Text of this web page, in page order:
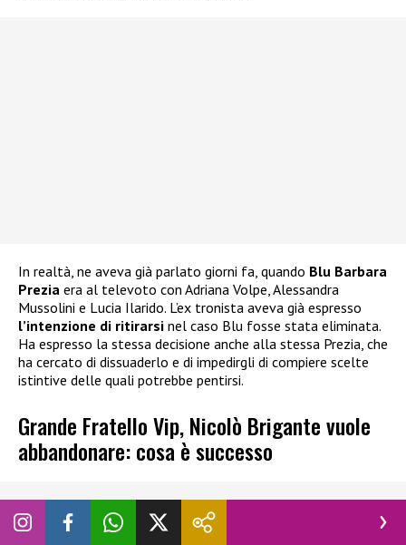
In realtà, ne aveva già parlato giorni fa, quando Blu Barbara
Prezia era al televoto con Adriana Volpe, Alessandra
Mussolini e Lucia Ilarido. L’ex tronista aveva già espresso
l’intenzione di ritirarsi nel caso Blu fosse stata eliminata.
Ha espresso la stessa decisione anche alla stessa Prezia, che
ha cercato di dissuaderlo e di impedirgli di compiere scelte
istintive delle quali potrebbe pentirsi.
Grande Fratello Vip, Nicolò Brigante vuole
abbandonare: cosa è successo